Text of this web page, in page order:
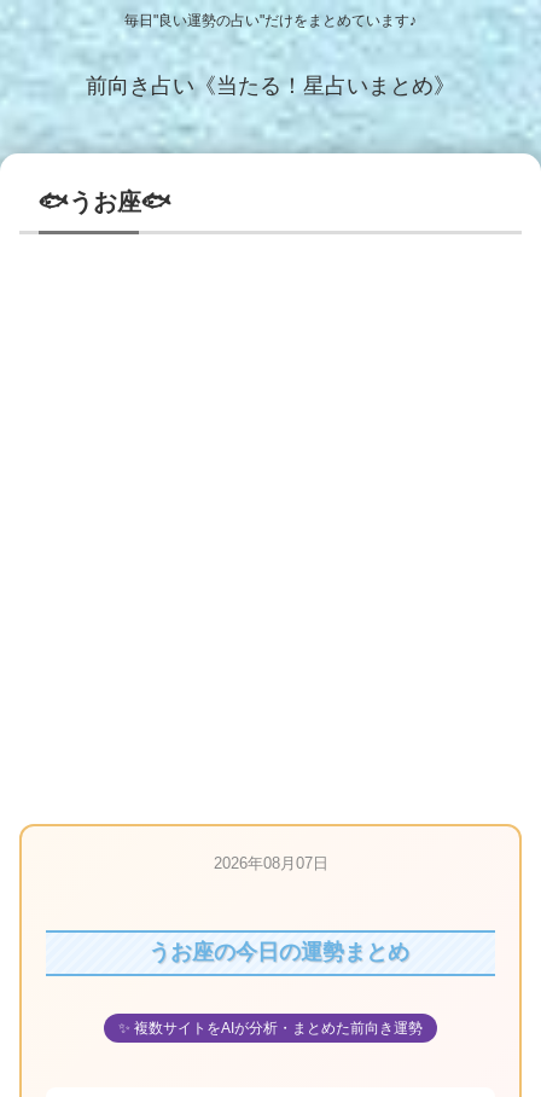
毎日"良い運勢の占い"だけをまとめています♪
前向き占い《当たる！星占いまとめ》
🐟うお座🐟
2026年08月07日
うお座の今日の運勢まとめ
✨ 複数サイトをAIが分析・まとめた前向き運勢